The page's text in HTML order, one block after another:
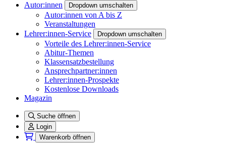
Autor:innen
Dropdown umschalten
Autor:innen von A bis Z
Veranstaltungen
Lehrer:innen-Service
Dropdown umschalten
Vorteile des Lehrer:innen-Service
Abitur-Themen
Klassensatzbestellung
Ansprechpartner:innen
Lehrer:innen-Prospekte
Kostenlose Downloads
Magazin
Suche öffnen
Login
Warenkorb öffnen